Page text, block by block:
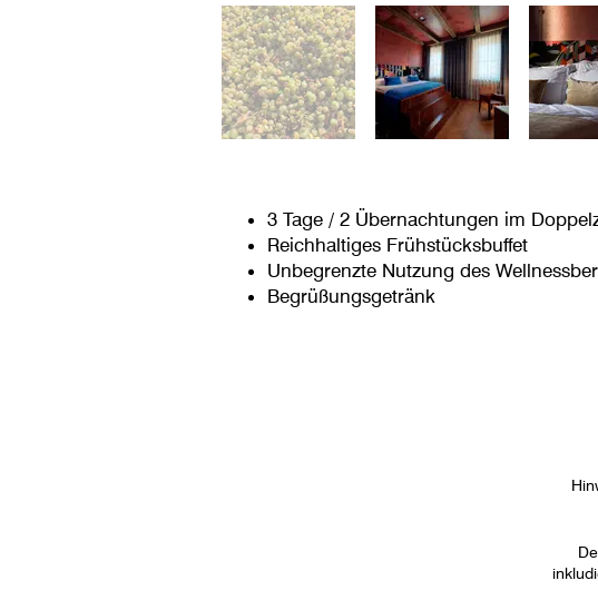
3 Tage / 2 Übernachtungen im
Reichhaltiges Frühstücksbuffet
Unbegrenzte Nutzung des
Begrüßungsgetränk